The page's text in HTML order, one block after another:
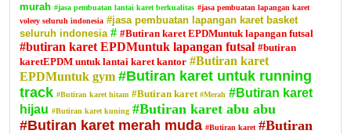
murah #jasa pembuatan lantai karet berkualitas #jasa pembuatan lapangan karet
voleey seluruh indonesia #jasa pembuatan lapangan karet basket
seluruh indonesia # #Butiran karet EPDMuntuk lapangan futsal
#butiran karet EPDMuntuk lapangan futsal #butiran
karetEPDM untuk lantai karet kantor #Butiran karet
EPDMuntuk gym #Butiran karet untuk running
track #Butiran karet hitam #Butiran karet#Merah #Butiran karet
hijau #Butiran karet kuning #Butiran karet abu abu
#Butiran karet merah muda #Butiran karet #Butiran